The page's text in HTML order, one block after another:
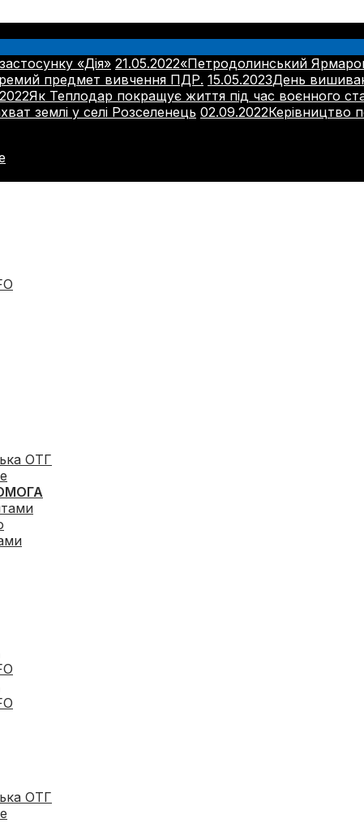
«Дія» 21.05.2022«Петродолинський
предмет вивчення ПДР. 15.05.2023День
Як Теплодар покращує життя під час воєнного
землі у селі Розселенець 02.09.2022Керівництво
ОТГ
ОТГ